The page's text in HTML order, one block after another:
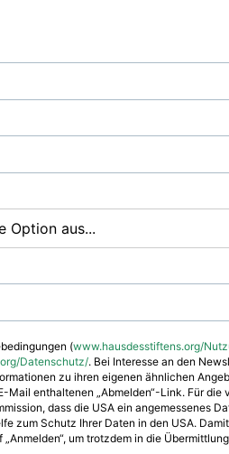
Option aus...
(www.hausdesstiftens.org/
Datenschutz/. Bei Interesse an den
zu ihren eigenen ähnlichen
Mail enthaltenen „Abmelden“-Link. Für
dass die USA ein angemessenes
zum Schutz Ihrer Daten in den USA.
„Anmelden“, um trotzdem in die